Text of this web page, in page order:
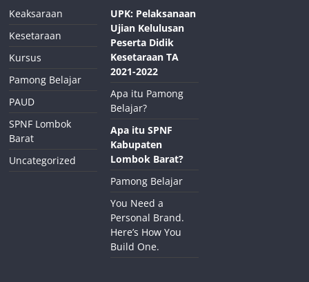
Keaksaraan
Kesetaraan
Kursus
Pamong Belajar
PAUD
SPNF Lombok
Barat
Uncategorized
UPK: Pelaksanaan
Ujian Kelulusan
Peserta Didik
Kesetaraan TA
2021-2022
Apa itu Pamong
Belajar?
Apa itu SPNF
Kabupaten
Lombok Barat?
Pamong Belajar
You Need a
Personal Brand.
Here’s How You
Build One.